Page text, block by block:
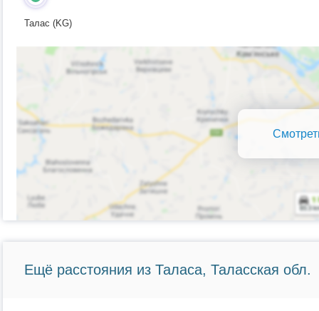
Талас (KG)
Ещё расстояния из Таласа, Таласская обл.